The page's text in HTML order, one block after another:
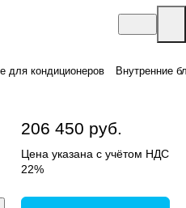
для кондиционеров Внутренние
206 450 руб.
Цена указана с учётом НДС
22%